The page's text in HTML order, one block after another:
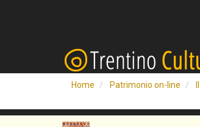
Home Patrimonio on-line